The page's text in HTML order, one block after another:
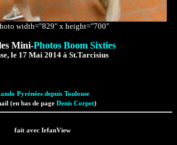
width="829" x height="700"
Mini-Photos Boom Sixties
le 17 Mai 2014 à St.Tarcisius
Pyrénées depuis Toulouse
(en bas de page Denis Corpet)
fait avec IrfanView